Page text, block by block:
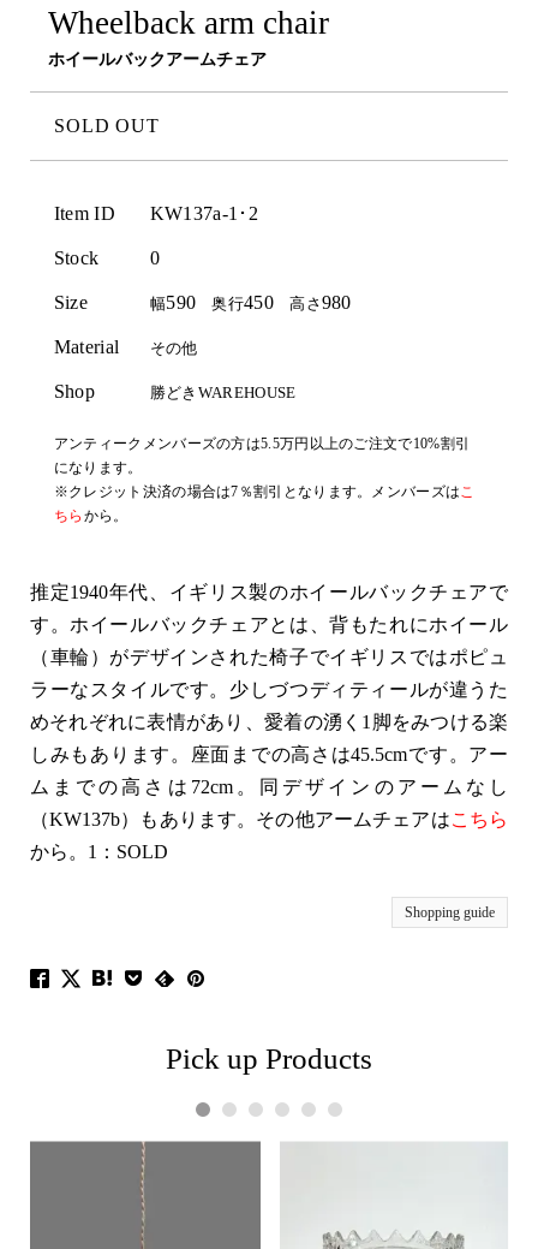
Wheelback arm chair
ホイールバックアームチェア
SOLD OUT
Item ID KW137a-1･2
Stock 0
Size 幅590 奥行450高さ980
Material その他
Shop 勝どきWAREHOUSE
アンティークメンバーズの方は5.5万円以上のご注文で10%割引
になります。
※クレジット決済の場合は7％割引となります。メンバーズはこ
ちら から。
推定1940年代、イギリス製のホイールバックチェアで
す。ホイールバックチェアとは、背もたれにホイール
（車輪）がデザインされた椅子でイギリスではポピュ
ラーなスタイルです。少しづつディティールが違うた
めそれぞれに表情があり、愛着の湧く1脚をみつける楽
しみもあります。座面までの高さは45.5cmです。アー
ムまでの高さは72cm。同デザインのアームなし
（KW137b）もあります。その他アームチェアはこちら
から。1：SOLD
Shopping guide
Pick up Products
1 2 3 4 5 6